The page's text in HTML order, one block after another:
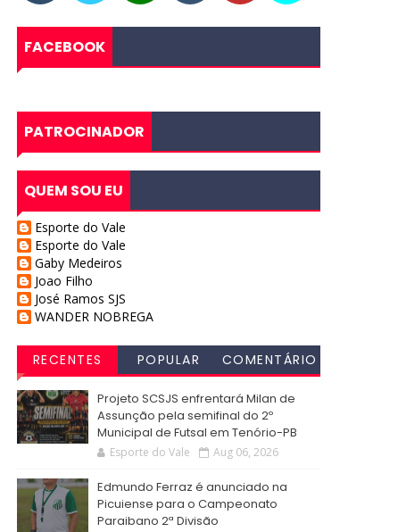
FACEBOOK
PATROCINADOR
QUEM SOU EU
Esporte do Vale
Esporte do Vale
Gaby Medeiros
Joao Filho
José Ramos SJS
WANDER NOBREGA
RECENTES POPULAR
COMENTÁRIO
Projeto SCSJS enfrentará Milan de
Assunção pela semifinal do 2º
Municipal de Futsal em Tenório-PB
Esporte do Vale Aug 06, 2026
Edmundo Ferraz é anunciado na
Picuiense para o Campeonato
Paraibano 2ª Divisão